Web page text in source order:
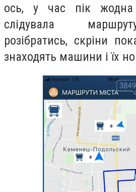
ось, у час пік
слідувала
розібратись, скріни
знаходять машини і їх